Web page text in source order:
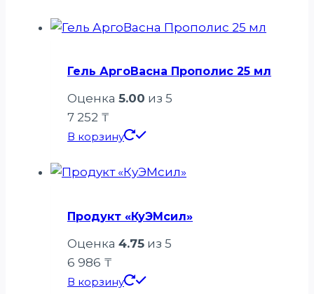
Гель АргоВасна Прополис 25 мл
Оценка 5.00 из 5
7 252 ₸
В корзину
Продукт «КуЭМсил»
Оценка 4.75 из 5
6 986 ₸
В корзину